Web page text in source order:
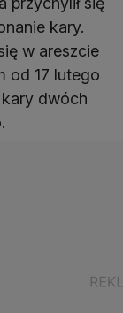
kary.
w areszcie
od 17 lutego
dwóch